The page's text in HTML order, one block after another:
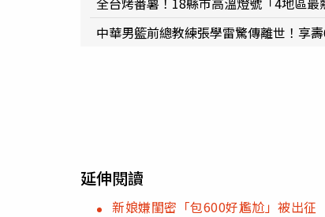
中華男籃前總教練張學雷驚傳離世！享
延伸閱讀
新娘嫌閨密「包600好尷尬」被出